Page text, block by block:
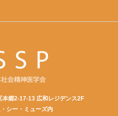
郷2-17-13 広和レジデンス2F
シー・ミューズ内